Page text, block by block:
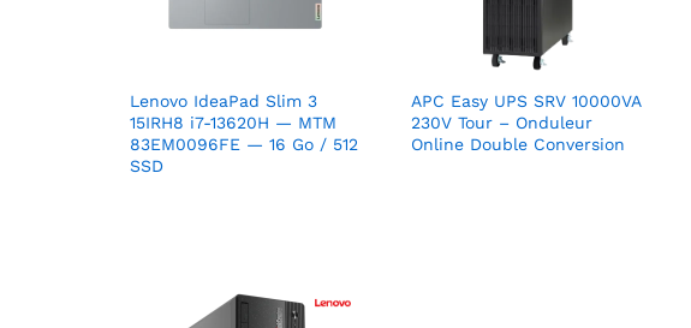
Lenovo IdeaPad Slim 3
15IRH8 i7-13620H — MTM
83EM0096FE — 16 Go / 512
SSD
APC Easy UPS SRV 10000VA
230V Tour – Onduleur
Online Double Conversion